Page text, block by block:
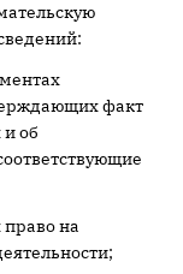
факт
об
на